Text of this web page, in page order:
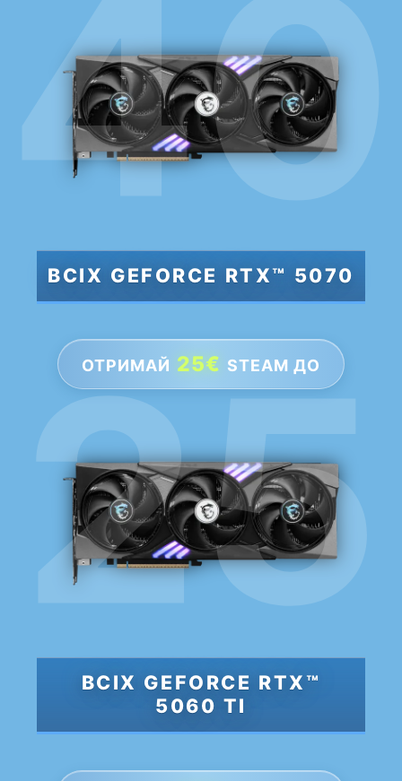
ВСІХ GEFORCE RTX™ 5070
ОТРИМАЙ 25€ STEAM ДО
ВСІХ GEFORCE RTX™
5060 TI